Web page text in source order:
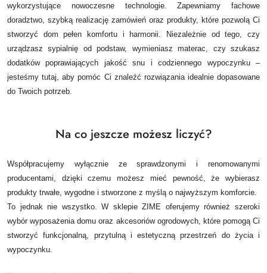
wykorzystujące nowoczesne technologie.Zapewniamy fachowe
doradztwo, szybką realizację zamówień oraz produkty, które pozwolą Ci
stworzyć dom pełen komfortu i harmonii. Niezależnie od tego, czy
urządzasz sypialnię od podstaw, wymieniasz materac, czy szukasz
dodatków poprawiających jakość snu i codziennego wypoczynku –
jesteśmy tutaj, aby pomóc Ci znaleźć rozwiązania idealnie dopasowane
do Twoich potrzeb.
Na co jeszcze możesz liczyć?
Współpracujemy wyłącznie ze sprawdzonymi i renomowanymi
producentami, dzięki czemu możesz mieć pewność, że wybierasz
produkty trwałe, wygodne i stworzone z myślą o najwyższym komforcie.
To jednak nie wszystko. W sklepie ZIME oferujemy również szeroki
wybór wyposażenia domu oraz akcesoriów ogrodowych, które pomogą Ci
stworzyć funkcjonalną, przytulną i estetyczną przestrzeń do życia i
wypoczynku.